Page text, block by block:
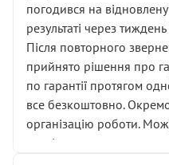
погодився на
результаті через
Після повторного
прийнято рішення про
по гарантії протягом
все безкоштовно.
організацію роботи.
сервіс.